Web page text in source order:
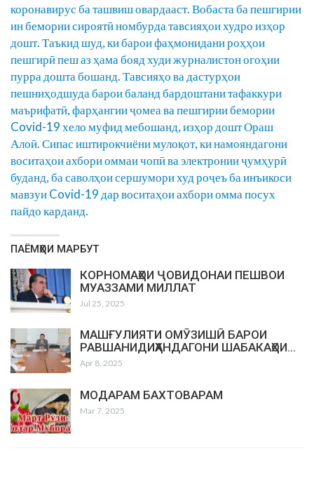
коронавирус ба ташвиш овардааст. Вобаста ба пешгирии
ин бемории сироятӣ номбурда тавсияҳои худро изҳор
дошт. Таъкид шуд, ки барои фаҳмонидани роҳҳои
пешгирӣ пеш аз ҳама бояд худи журналистон огоҳии
пурра дошта бошанд. Тавсияҳо ва дастурҳои
пешниҳодшуда барои баланд бардоштани тафаккури
маърифатӣ, фарҳангии ҷомеа ва пешгирии бемории
Covid-19 хело муфид мебошанд, изҳор дошт Ораш
Алоӣ. Сипас иштирокчиёни мулоқот, ки намояндагони
воситаҳои ахбори оммаи чопӣ ва электронии ҷумҳурӣ
буданд, ба саволҳои сершумори худ роҷеъ ба инъикоси
мавзуи Covid-19 дар воситаҳои ахбори омма посух
пайдо карданд.
ПАЁМҲОИ МАРБУТ
КОРНОМАҲОИ ҶОВИДОНАИ ПЕШВОИ
МУАЗЗАМИ МИЛЛАТ
Jul 25, 2025
МАШҒУЛИЯТИ ОМӮЗИШӢ БАРОИ
РАВШАНИДИҲАНДАГОНИ ШАБАКАҲОИ…
Apr 8, 2025
МОДАРАМ БАХТОВАРАМ
Mar 7, 2025